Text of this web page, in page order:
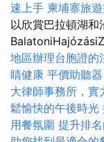
速上手 柬埔寨旅
以欣賞巴拉頓湖和
地區辦理台胞證的
睛健康 平價助聽
大律師事務所，實
鬆愉快的午後時光
用餐氛圍 提升排